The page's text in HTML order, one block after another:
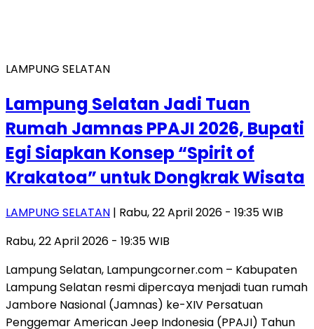
LAMPUNG SELATAN
Lampung Selatan Jadi Tuan
Rumah Jamnas PPAJI 2026, Bupati
Egi Siapkan Konsep “Spirit of
Krakatoa” untuk Dongkrak Wisata
LAMPUNG SELATAN | Rabu, 22 April 2026 - 19:35 WIB
Rabu, 22 April 2026 - 19:35 WIB
Lampung Selatan, Lampungcorner.com – Kabupaten
Lampung Selatan resmi dipercaya menjadi tuan rumah
Jambore Nasional (Jamnas) ke-XIV Persatuan
Penggemar American Jeep Indonesia (PPAJI) Tahun